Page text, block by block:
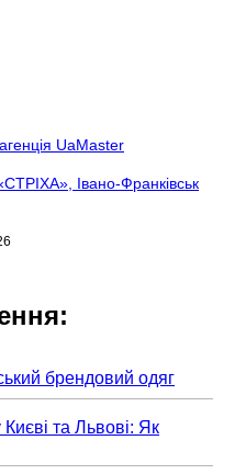
UaMaster
Івано-Франківськ
брендовий одяг
та Львові: Як